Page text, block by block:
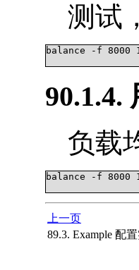
测试
balance -f 8000
90.1.4.
负载
balance -f 8000
上一页
89.3. Example 配